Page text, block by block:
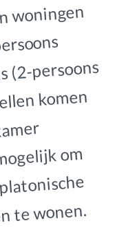
woningen
(2-persoons
komen
om
te wonen.